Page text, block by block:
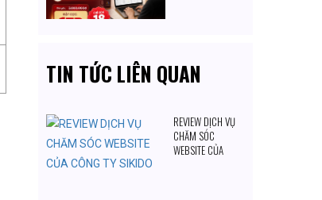
TIN TỨC LIÊN QUAN
REVIEW DỊCH VỤ
CHĂM SÓC
WEBSITE CỦA